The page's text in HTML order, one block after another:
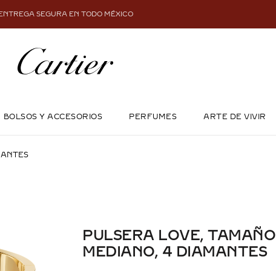
SEGURA EN TODO MÉXICO
BOLSOS Y ACCESORIOS PERFUMES ARTE DE VIVIR
PULSERA LOVE, TAMAÑO
MEDIANO, 4 DIAMANTES